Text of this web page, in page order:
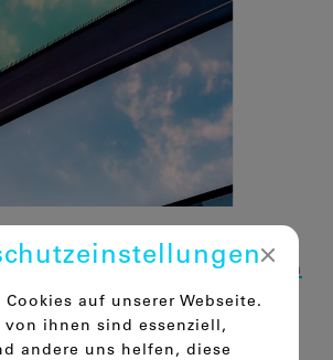
Scheiben­wischern das Flüstern
mehr
auf unserer Webseite.
von ihnen sind essenziell,
andere uns helfen, diese